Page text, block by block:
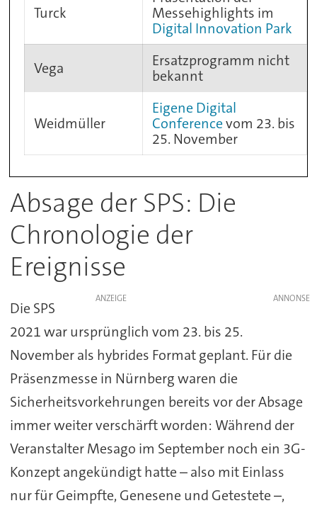
Turck
Messehighlights im
Digital Innovation Park
Vega
Ersatzprogramm nicht
bekannt
Weidmüller
Eigene Digital
Conferencevom 23. bis
25. November
Absage der SPS: Die
Chronologie der
Ereignisse
ANZEIGE
Die SPS
2021 war ursprünglich vom 23. bis 25.
November als hybrides Format geplant. Für die
Präsenzmesse in Nürnberg waren die
Sicherheitsvorkehrungen bereits vor der Absage
immer weiter verschärft worden: Während der
Veranstalter Mesago im September noch ein 3G-
Konzept angekündigt hatte – also mit Einlass
nur für Geimpfte, Genesene und Getestete –,